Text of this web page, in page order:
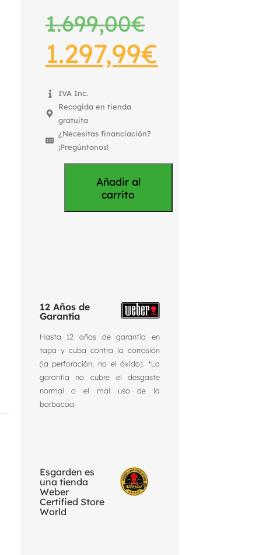
1.699,00€
1.297,99€
IVA Inc.
Recogida en tienda
gratuita
¿Necesitas financiación?
¡Pregúntanos!
Añadir al
carrito
12 Años de
Garantía
Hasta 12 años de garantía en
tapa y cuba contra la corrosión
(la perforación, no el óxido). *La
garantía no cubre el desgaste
normal o el mal uso de la
barbacoa.
Esgarden es
una tienda
Weber
Certified Store
World